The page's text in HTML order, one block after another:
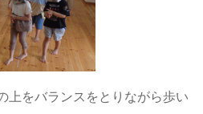
上をバランスをとりながら歩い